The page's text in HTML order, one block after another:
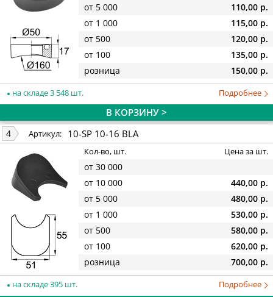
от 5 000
110,00 р.
от 1 000
115,00 р.
от 500
120,00 р.
от 100
135,00 р.
розница
150,00 р.
на складе 3 548 шт. Подробнее
В КОРЗИНУ >
4 Артикул: 10-SP 10-16 BLA
Кол-во, шт. Цена за шт.
от 30 000
от 10 000
440,00 р.
от 5 000
480,00 р.
от 1 000
530,00 р.
от 500
580,00 р.
от 100
620,00 р.
розница
700,00 р.
на складе 395 шт. Подробнее